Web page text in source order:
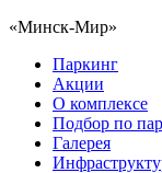
«Минск-Мир»
Паркинг
Акции
О комплексе
Подбор по
Галерея